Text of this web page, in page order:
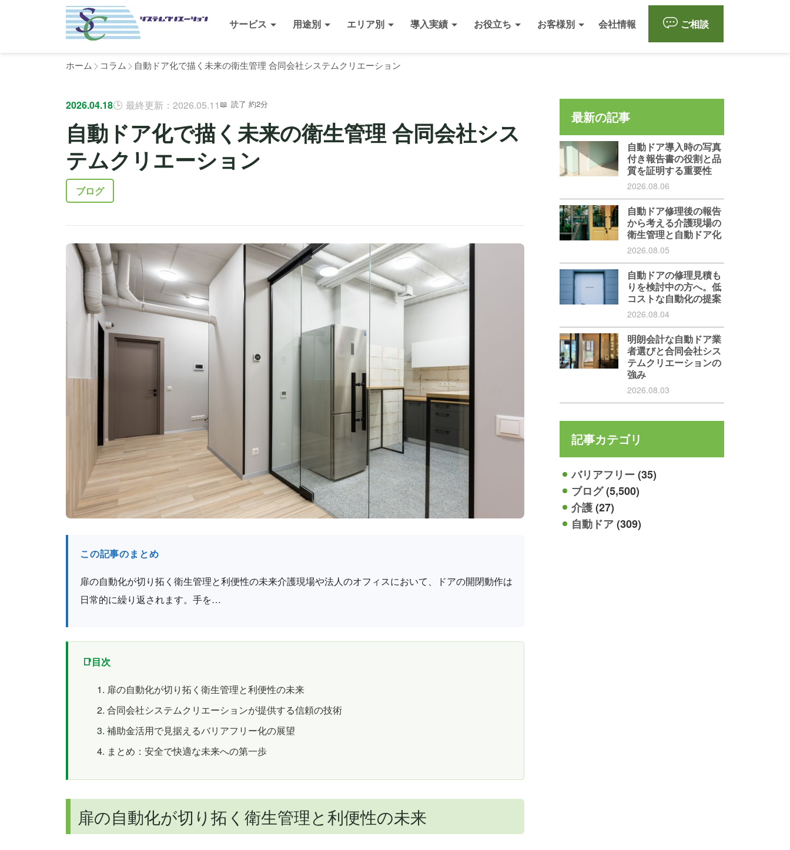
サービス 用途別 エリア別 導入実績 お役立ち お客様別 会社情報 ご相談
ホーム コラム 自動ドア化で描く未来の衛生管理 合同会社システムクリエーション
2026.04.18 最終更新：2026.05.11 読了 約2分
自動ドア化で描く未来の衛生管理 合同会社シス
テムクリエーション
ブログ
この記事のまとめ
扉の自動化が切り拓く衛生管理と利便性の未来介護現場や法人のオフィスにおいて、ドアの開閉動作は
日常的に繰り返されます。手を…
目次
扉の自動化が切り拓く衛生管理と利便性の未来
合同会社システムクリエーションが提供する信頼の技術
補助金活用で見据えるバリアフリー化の展望
まとめ：安全で快適な未来への第一歩
扉の自動化が切り拓く衛生管理と利便性の未来
最新の記事
自動ドア導入時の写真
付き報告書の役割と品
質を証明する重要性
2026.08.06
自動ドア修理後の報告
から考える介護現場の
衛生管理と自動ドア化
2026.08.05
自動ドアの修理見積も
りを検討中の方へ。低
コストな自動化の提案
2026.08.04
明朗会計な自動ドア業
者選びと合同会社シス
テムクリエーションの
強み
2026.08.03
記事カテゴリ
バリアフリー(35)
ブログ(5,500)
介護(27)
自動ドア(309)